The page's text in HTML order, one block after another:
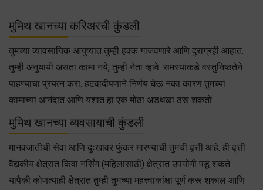
मुमिथ खानच्या करिअरची कुंडली
तुमच्या व्यावसायिक आयुष्यात तुम्ही हक्क गाजवणारे आणि दुराग्रही आहात.
तुम्ही अनुयायी असता कामा नये, तुम्ही नेता व्हावे. समस्यांकडे वस्तुनिष्ठतेने
पाहण्याचा प्रयत्न करा. हटवादीपणाने निर्णय घेऊ नका कारण तुमच्या
कामाच्या आनंदात आणि यशात हा एक मोठा अडथळा ठरू शकतो.
मुमिथ खानच्या व्यवसायाची कुंडली
मानवजातीची सेवा आणि दुःखावर फुंकर मारण्याची तुमची वृत्ती आहे. ही वृत्ती
वैद्यकीय क्षेत्रात किंवा नर्सिंग (महिलांसाठी) क्षेत्रात उपयोगी पडू शकते.
यापैकी कोणत्याही क्षेत्रात तुम्ही तुमच्या महत्त्वाकांक्षा पूर्ण करू शकाल आणि